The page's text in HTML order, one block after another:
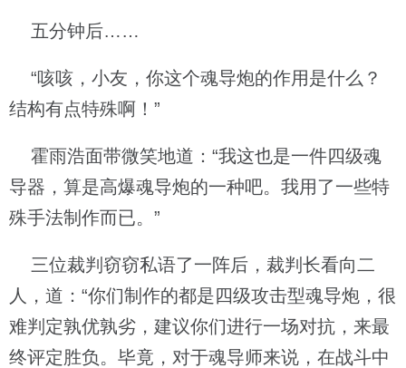
五分钟后……
“咳咳，小友，你这个魂导炮的作用是什么？
结构有点特殊啊！”
霍雨浩面带微笑地道：“我这也是一件四级魂
导器，算是高爆魂导炮的一种吧。我用了一些特
殊手法制作而已。”
三位裁判窃窃私语了一阵后，裁判长看向二
人，道：“你们制作的都是四级攻击型魂导炮，很
难判定孰优孰劣，建议你们进行一场对抗，来最
终评定胜负。毕竟，对于魂导师来说，在战斗中